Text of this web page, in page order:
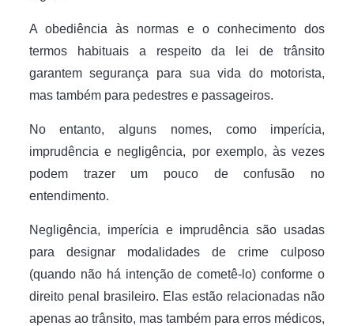
A obediência às normas e o conhecimento dos
termos habituais a respeito da lei de trânsito
garantem segurança para sua vida do motorista,
mas também para pedestres e passageiros.
No entanto, alguns nomes, como imperícia,
imprudência e negligência, por exemplo, às vezes
podem trazer um pouco de confusão no
entendimento.
Negligência, imperícia e imprudência são usadas
para designar modalidades de crime culposo
(quando não há intenção de cometê-lo) conforme o
direito penal brasileiro. Elas estão relacionadas não
apenas ao trânsito, mas também para erros médicos,